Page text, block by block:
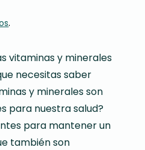
.
vitaminas y minerales
necesitas saber
y minerales son
para nuestra salud?
para mantener un
también son